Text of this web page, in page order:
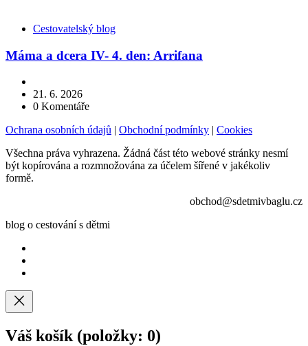
KategorieCestovatelský blog
Máma a dcera IV- 4. den: Arrifana
21. 6. 2026
0 Komentáře
Ochrana osobních údajů | Obchodní podmínky | Cookies
Všechna práva vyhrazena. Žádná část této webové stránky nesmí
být kopírována a rozmnožována za účelem šířené v jakékoliv
formě.
obchod@sdetmivbaglu.cz
blog o cestování s dětmi
Váš košík (položky: 0)